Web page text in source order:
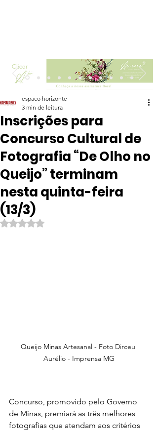
Clicar
Inscrições para
Concurso Cultural de
Fotografia “De Olho no
Queijo” terminam
nesta quinta-feira
(13/3)
espaco horizonte
3 min de leitura
Avaliado com NaN de 5 estrelas.
Queijo Minas Artesanal - Foto Dirceu
Aurélio - Imprensa MG
Concurso, promovido pelo Governo
de Minas, premiará as três melhores
fotografias que atendam aos critérios